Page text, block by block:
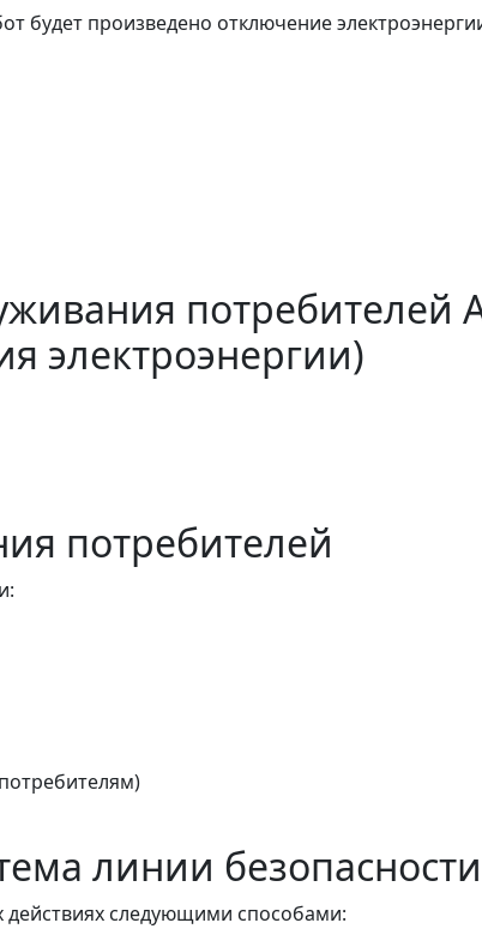
будет произведено отключение
потребителей
электроэнергии)
потребителей
линии безопасности
следующими способами: